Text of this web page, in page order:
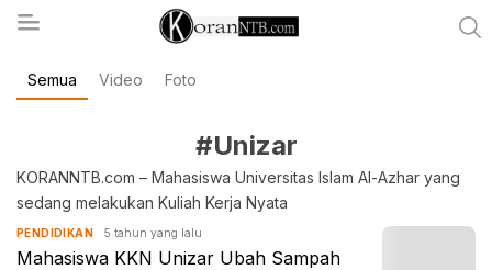
koranntb.com
Semua Video Foto
#Unizar
KORANNTB.com – Mahasiswa Universitas Islam Al-Azhar yang
sedang melakukan Kuliah Kerja Nyata
PENDIDIKAN 5 tahun yang lalu
Mahasiswa KKN Unizar Ubah Sampah